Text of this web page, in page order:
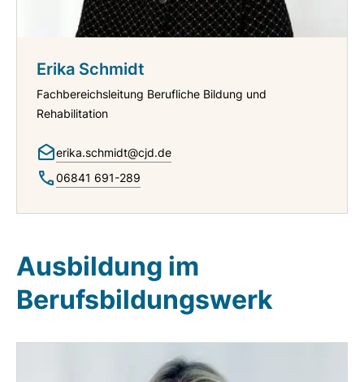
Erika Schmidt
Fachbereichsleitung Berufliche Bildung und
Rehabilitation
erika.schmidt@cjd.de
06841 691-289
Ausbildung im
Berufsbildungswerk